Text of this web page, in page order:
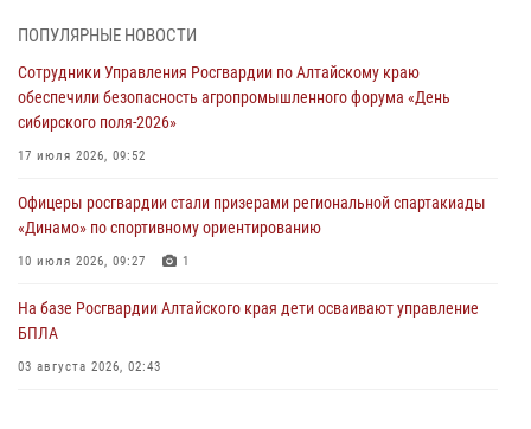
акции «Коробка храбрости»
Сотрудники Росгвардии провели встречу с юными пограничниками
03 июля 2026, 04:03
Управление Росгвардии по Алтайскому краю провело для детей
02 июля 2026, 00:55
В краевом управлении вневедомственной охраны Росгвардии по
ПОПУЛЯРНЫЕ НОВОСТИ
Сотрудники Управления Росгвардии по Алтайскому краю
обеспечили безопасность агропромышленного форума «День
сибирского поля-2026»
17 июля 2026, 09:52
Офицеры росгвардии стали призерами региональной спартакиады
«Динамо» по спортивному ориентированию
10 июля 2026, 09:27 1
На базе Росгвардии Алтайского края дети осваивают управление
БПЛА
03 августа 2026, 02:43